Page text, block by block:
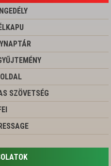
SZÖVETSÉG